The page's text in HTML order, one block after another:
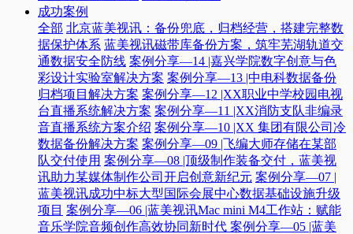
成功案例
全部 北京蓝美视讯：备份兜底，归档经营，搭建完整数
据保护体系 蓝美视讯磁带库备份方案，筑牢芜湖轨道交
通数据安全防线 案例分享—14 |嘉兴学院数字创意与色
彩设计实验室解决方案 案例分享—13 |中电科数据备份
归档项目解决方案 案例分享—12 |XX职业中学校园电视
台直播系统解决方案 案例分享—11 |XX消防支队非编录
音直播系统方案介绍 案例分享—10 |XX 集团有限公司冷
数据备份解决方案 案例分享—09 |飞编大师存储在某部
队交付使用 案例分享—08 |顶级制作装备交付，蓝美视
讯助力某媒体制作公司开启创意新纪元 案例分享—07 |
蓝美视讯成功中标大型国际会展中心数据基础设施升级
项目 案例分享—06 |蓝美视讯Mac mini M4工作站：赋能
音乐学院音频创作高效协同新时代​ 案例分享—05 |蓝美